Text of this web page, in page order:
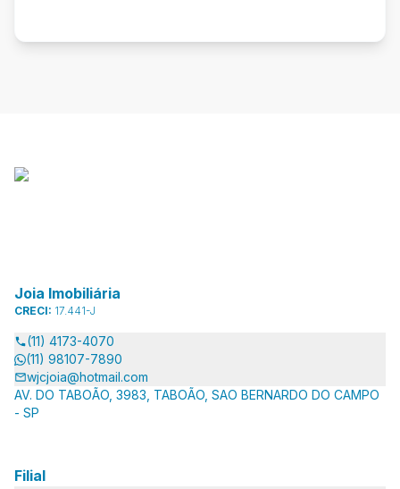
Joia Imobiliária
CRECI: 17.441-J
(11) 4173-4070
(11) 98107-7890
wjcjoia@hotmail.com
AV. DO TABOÃO, 3983, TABOÃO, SAO BERNARDO DO CAMPO
- SP
Filial